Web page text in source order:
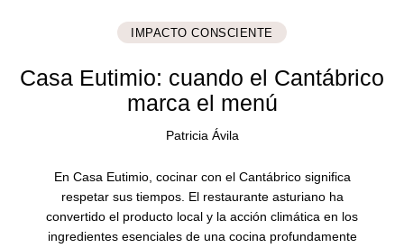
IMPACTO CONSCIENTE
Casa Eutimio: cuando el Cantábrico
marca el menú
Patricia Ávila
En Casa Eutimio, cocinar con el Cantábrico significa
respetar sus tiempos. El restaurante asturiano ha
convertido el producto local y la acción climática en los
ingredientes esenciales de una cocina profundamente